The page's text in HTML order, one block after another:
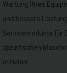
Wartung Ihres
und bessere
Serviceprodukte für
spezifischen
erzielen.